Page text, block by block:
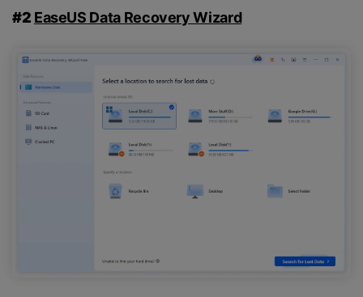
#2 EaseUS Data Recovery Wizard